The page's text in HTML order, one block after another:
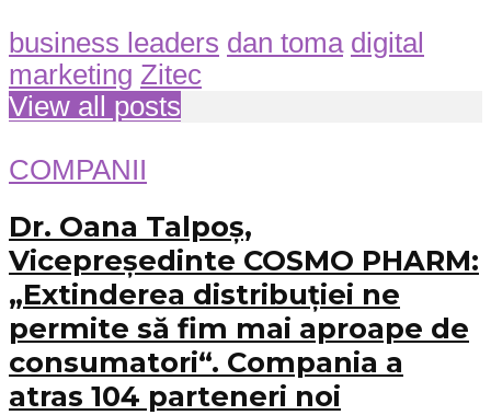
business leaders dan toma digital
marketing Zitec
View all posts
COMPANII
Dr. Oana Talpoș,
Vicepreședinte COSMO PHARM:
„Extinderea distribuției ne
permite să fim mai aproape de
consumatori“. Compania a
atras 104 parteneri noi